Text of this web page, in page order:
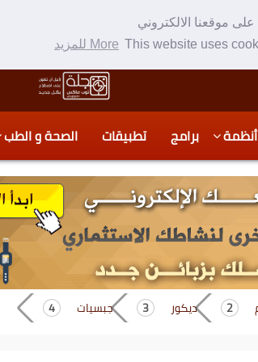
موقعنا الالكتروني
This website uses More للمزيد
أنظمة برامج تطبيقات الصحة و الطب
ديكور جبسيات